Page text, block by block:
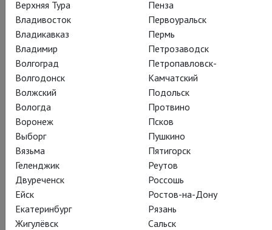
Верхняя Тура
Владивосток
Владикавказ
Владимир
Волгоград
Волгодонск
Волжский
Вологда
Воронеж
Выборг
Вязьма
Геленджик
Двуреченск
Ейск
Екатеринбург
Жигулёвск
Пенза
Первоуральск
Пермь
Петрозаводск
Петропавловск-
Камчатский
Подольск
Протвино
Псков
Пушкино
Пятигорск
Реутов
Россошь
Ростов-на-Дону
Рязань
Сальск